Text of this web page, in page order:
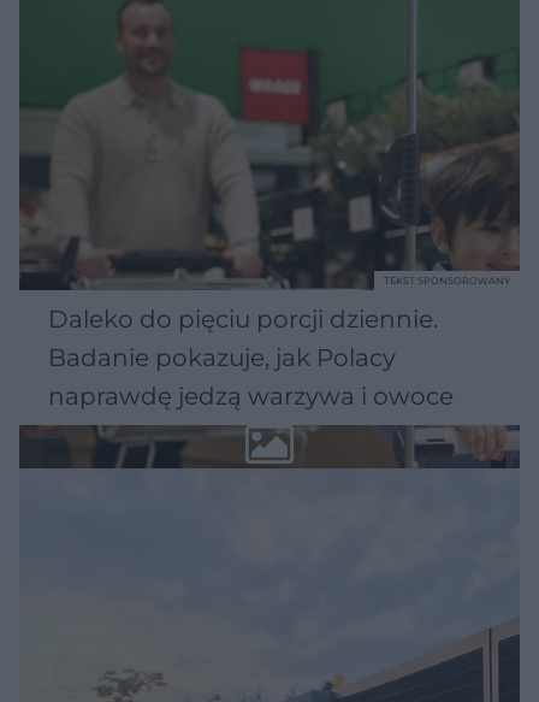
Daleko do pięciu porcji dziennie.
Badanie pokazuje, jak Polacy
naprawdę jedzą warzywa i owoce
TEKST SPONSOROWANY